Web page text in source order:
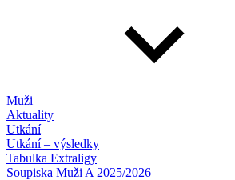
Muži
Aktuality
Utkání
Utkání – výsledky
Tabulka Extraligy
Soupiska Muži A 2025/2026